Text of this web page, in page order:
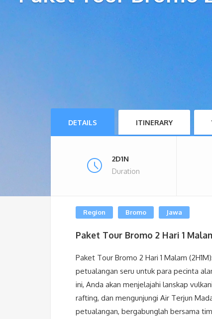
DETAILS ITINERARY
2D1N
Duration
Region Bromo Jawa
Paket Tour Bromo 2 Hari 1
Paket Tour Bromo 2 Hari 1 Malam
petualangan seru untuk para pecinta
ini, Anda akan menjelajahi lanskap
rafting, dan mengunjungi Air Terjun
petualangan, bergabunglah bersama